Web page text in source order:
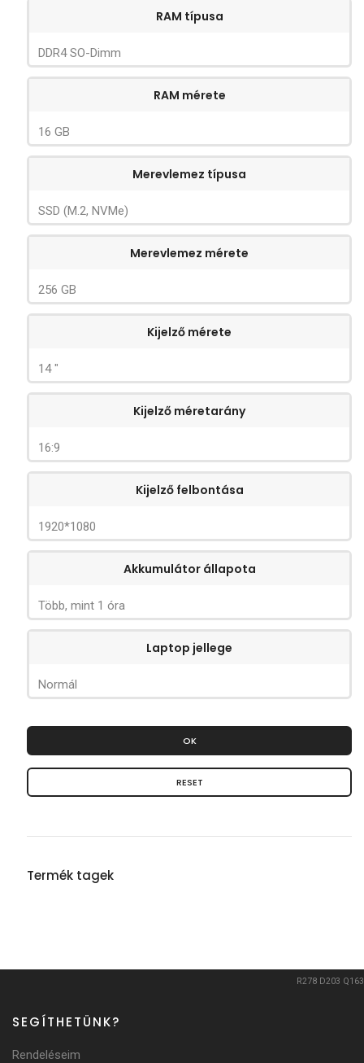
RAM típusa
DDR4 SO-Dimm
RAM mérete
16 GB
Merevlemez típusa
SSD (M.2, NVMe)
Merevlemez mérete
256 GB
Kijelző mérete
14 "
Kijelző méretarány
16:9
Kijelző felbontása
1920*1080
Akkumulátor állapota
Több, mint 1 óra
Laptop jellege
Normál
OK
RESET
Termék tagek
R278 D203 Q163
SEGÍTHETÜNK?
Rendeléseim